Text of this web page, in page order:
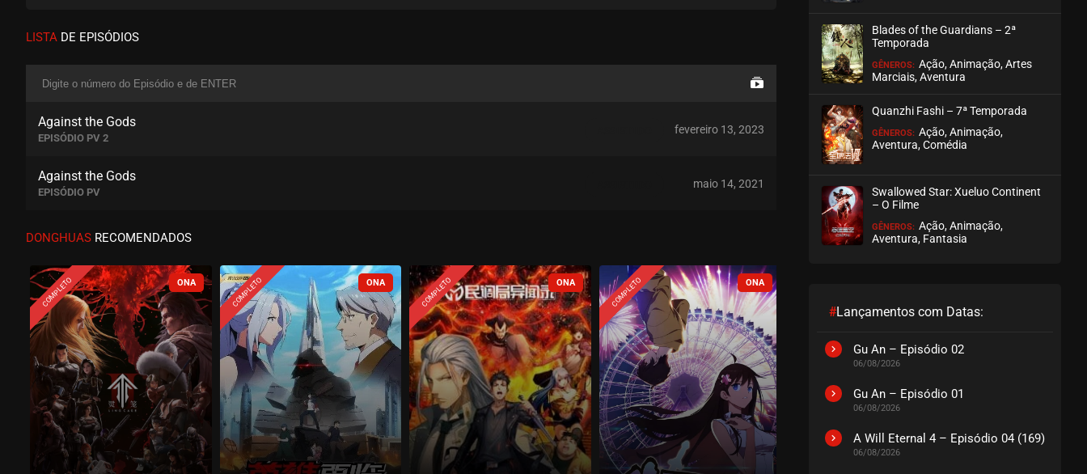
LISTA DE EPISÓDIOS
Against the Gods
EPISÓDIO PV 2
fevereiro 13, 2023
Against the Gods
EPISÓDIO PV
maio 14, 2021
DONGHUAS RECOMENDADOS
COMPLETO COMPLETO COMPLETO COMPLETO
Blades of the Guardians – 2ª
Temporada
GÊNEROS: Ação, Animação, Artes
Marciais, Aventura
Quanzhi Fashi – 7ª Temporada
GÊNEROS: Ação, Animação,
Aventura, Comédia
Swallowed Star: Xueluo Continent
– O Filme
GÊNEROS: Ação, Animação,
Aventura, Fantasia
#Lançamentos com Datas:
Gu An – Episódio 02
06/08/2026
Gu An – Episódio 01
06/08/2026
A Will Eternal 4 – Episódio 04 (169)
06/08/2026